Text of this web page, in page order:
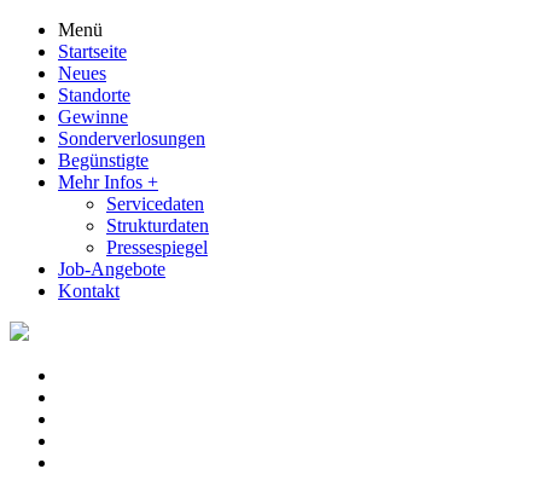
Menü
Startseite
Neues
Standorte
Gewinne
Sonderverlosungen
Begünstigte
Mehr Infos +
Servicedaten
Strukturdaten
Pressespiegel
Job-Angebote
Kontakt